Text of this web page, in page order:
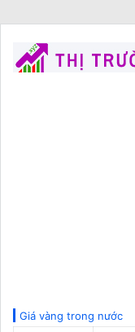
Giá vàng trong nước